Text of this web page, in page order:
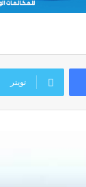
تويتر